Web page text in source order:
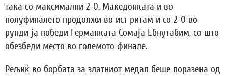
така со максимални 2-0. Македонката и во
полуфиналето продолжи во ист ритам и со 2-0 во
рунди ја победи Германката Сомаја Ебнутабим, со што
обезбеди место во големото финале.
Рељиќ во борбата за златниот медал беше поразена од